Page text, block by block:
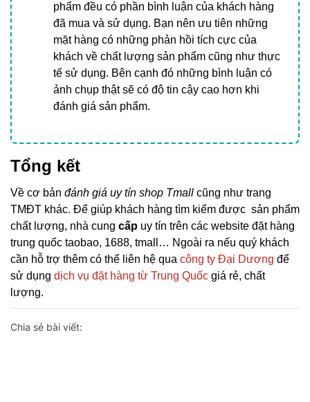
phẩm đều có phần bình luận của khách hàng
đã mua và sử dụng. Bạn nên ưu tiên những
mặt hàng có những phản hồi tích cực của
khách về chất lượng sản phẩm cũng như thực
tế sử dụng. Bên cạnh đó những bình luận có
ảnh chụp thật sẽ có độ tin cậy cao hơn khi
đánh giá sản phẩm.
Tổng kết
Về cơ bản đánh giá uy tín shop Tmall cũng như trang
TMĐT khác. Để giúp khách hàng tìm kiếm được sản phẩm
chất lượng, nhà cung cấp uy tín trên các website đặt hàng
trung quốc taobao, 1688, tmall… Ngoài ra nếu quý khách
cần hỗ trợ thêm có thể liên hệ qua công ty Đại Dương để
sử dụng dịch vụ đặt hàng từ Trung Quốc giá rẻ, chất
lượng.
Chia sẻ bài viết: